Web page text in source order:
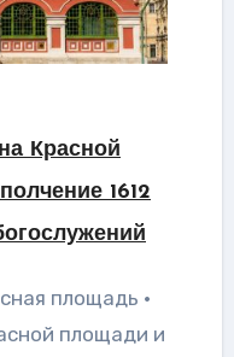
Красной
1612
площадь ·
площади и